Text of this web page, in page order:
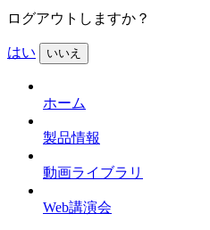
ログアウトしますか？
はい いいえ
ホーム
製品情報
動画ライブラリ
Web講演会